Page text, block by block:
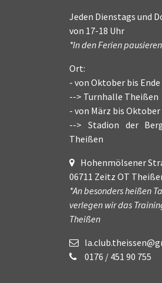
Jeden Dienstags und
von 17-18 Uhr
*In den Ferien
Ort:
- von Oktober bis Ende
--> Turnhalle Theißen
- von März bis Oktober
--> Stadion der
Theißen
Hohenmölsener
06711 Zeitz OT
*An besonders heißen
verlegen wir das
Theißen
0176 / 451 90 755